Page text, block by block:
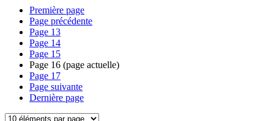
Première page
Page précédente
Page 13
Page 14
Page 15
Page 16 (page actuelle)
Page 17
Page suivante
Dernière page